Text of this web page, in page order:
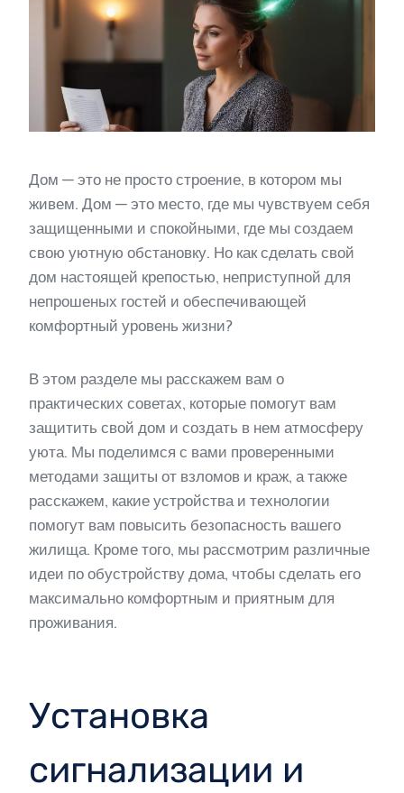
Дом — это не просто строение, в котором мы
живем. Дом — это место, где мы чувствуем себя
защищенными и спокойными, где мы создаем
свою уютную обстановку. Но как сделать свой
дом настоящей крепостью, неприступной для
непрошеных гостей и обеспечивающей
комфортный уровень жизни?
В этом разделе мы расскажем вам о
практических советах, которые помогут вам
защитить свой дом и создать в нем атмосферу
уюта. Мы поделимся с вами проверенными
методами защиты от взломов и краж, а также
расскажем, какие устройства и технологии
помогут вам повысить безопасность вашего
жилища. Кроме того, мы рассмотрим различные
идеи по обустройству дома, чтобы сделать его
максимально комфортным и приятным для
проживания.
Установка
сигнализации и